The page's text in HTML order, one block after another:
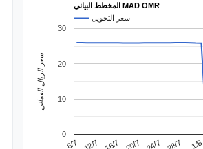
المخطط البياني MAD OMR
سعر التحويل
8/7 12/7 16/7 20/7 24/7 28/7 1/8
0
10
20
30
سعر الريال العماني